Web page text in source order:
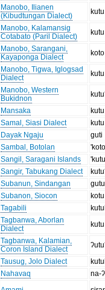
Manobo, Ilianen
(Kibudtungan Dialect)
kutu
Manobo, Kalamansig
Cotabato (Paril Dialect)
kutu
Manobo, Sarangani,
Kayaponga Dialect
koto
Manobo, Tigwa, Iglogsad
Dialect
kutu
Manobo, Western
Bukidnon
Mansaka
kutu
Samal, Siasi Dialect
kutu
Dayak Ngaju
guti
Sambal, Botolan
Sangil, Saragani Islands
Sangir, Tabukang Dialect
Subanun, Sindangan
gutu
Subanon, Siocon
kotu
Tagabili
Tagbanwa, Aborlan
Dialect
kutu
Tagbanwa, Kalamian,
Coron Island Dialect
Tausug, Jolo Dialect
Nahavaq
na-